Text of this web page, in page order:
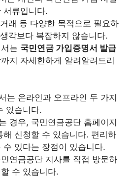
서류입니다.
래 등 다양한 목적으로 필요하
각보다 복잡하지 않습니다.
는 국민연금 가입증명서 발급
지 자세한하게 알려알려드리
는 온라인과 오프라인 두 가지
있습니다.
경우, 국민연금공단 홈페이지
해 신청할 수 있습니다. 편리하
수 있다는 장점이 있습니다.
연금공단 지사를 직접 방문하
수 있습니다.